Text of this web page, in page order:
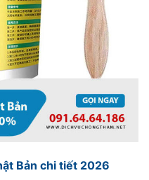
Bản chi tiết 2026